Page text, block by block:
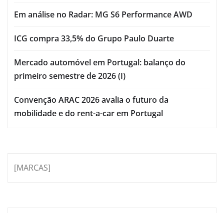
Em análise no Radar: MG S6 Performance AWD
ICG compra 33,5% do Grupo Paulo Duarte
Mercado automóvel em Portugal: balanço do
primeiro semestre de 2026 (I)
Convenção ARAC 2026 avalia o futuro da
mobilidade e do rent-a-car em Portugal
[MARCAS]